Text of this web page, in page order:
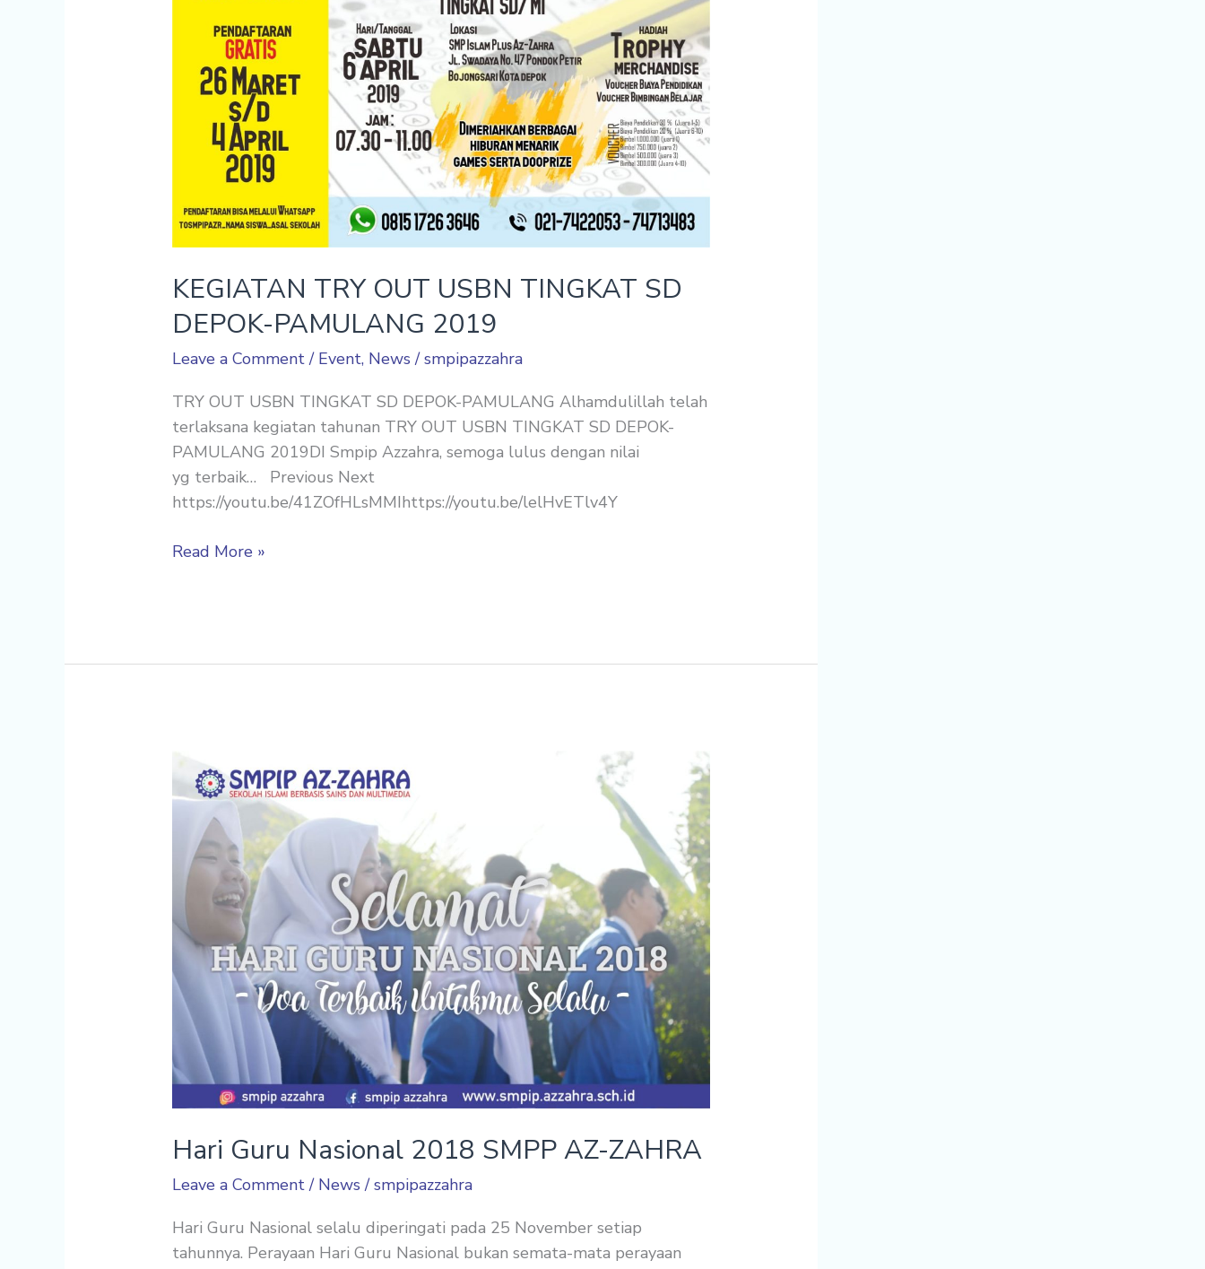
KEGIATAN TRY OUT USBN TINGKAT SD
DEPOK-PAMULANG 2019
Leave a Comment / Event, News /smpipazzahra
TRY OUT USBN TINGKAT SD DEPOK-PAMULANG Alhamdulillah telah
terlaksana kegiatan tahunan TRY OUT USBN TINGKAT SD DEPOK-
PAMULANG 2019DI Smpip Azzahra, semoga lulus dengan nilai
yg terbaik… Previous Next
https://youtu.be/41ZOfHLsMMIhttps://youtu.be/lelHvETlv4Y
Read More »
Hari Guru Nasional 2018 SMPP AZ-ZAHRA
Leave a Comment / News /smpipazzahra
Hari Guru Nasional selalu diperingati pada 25 November setiap
tahunnya. Perayaan Hari Guru Nasional bukan semata-mata perayaan
Hari
Guru
Nasional
2018
SMPP
AZ-
ZAHRA